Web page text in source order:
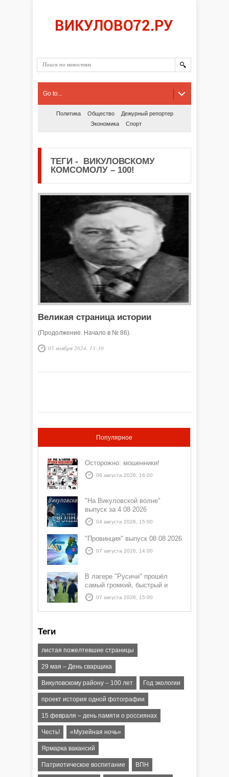
Go to...
Политика Общество
Дежурный репортер
Экономика
Спорт
ТЕГИ - ВИКУЛОВСКОМУ
КОМСОМОЛУ – 100!
Великая страница истории
(Продолжение. Начало в № 86).
05 ноября 2024, 13:30
Популярное
Осторожно: мошенники!
06 августа 2026, 16:00
"На Викуловской волне"
выпуск за 4 08 2026
04 августа 2026, 15:00
"Провинция" выпуск 08 08 2026
07 августа 2026, 14:00
В лагере "Русичи" прошёл
самый громкий, быстрый и
азартный час дня — Спортчас
07 августа 2026, 15:00
Теги
листая пожелтевшие страницы
29 мая – День сварщика
Викуловскому району – 100 лет Год экологии
проект история одной фотографии
15 февраля – день памяти о россиянах
Честь! «Музейная ночь»
Ярмарка вакансий
Патриотическое воспитание ВПН